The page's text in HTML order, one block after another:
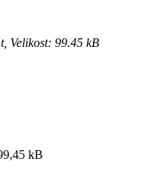
Velikost: 99.45 kB
kB